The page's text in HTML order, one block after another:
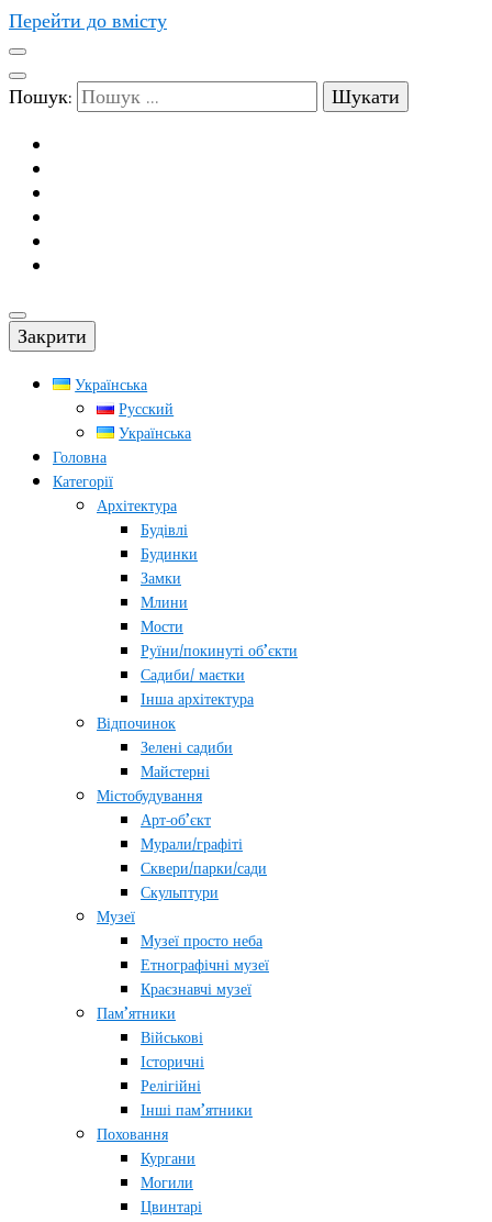
Перейти до вмісту
Пошук:
Закрити
Українська
Русский
Українська
Головна
Категорії
Архітектура
Будівлі
Будинки
Замки
Млини
Мости
Руїни/покинуті об’єкти
Садиби/ маєтки
Інша архітектура
Відпочинок
Зелені садиби
Майстерні
Містобудування
Арт-об’єкт
Мурали/графіті
Сквери/парки/сади
Скульптури
Музеї
Музеї просто неба
Етнографічні музеї
Краєзнавчі музеї
Пам’ятники
Військові
Історичні
Релігійні
Інші пам’ятники
Поховання
Кургани
Могили
Цвинтарі